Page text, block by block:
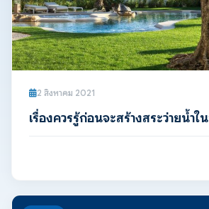
2 สิงหาคม 2021
เรื่องควรรู้ก่อนจะสร้างสระว่ายน้ำใ